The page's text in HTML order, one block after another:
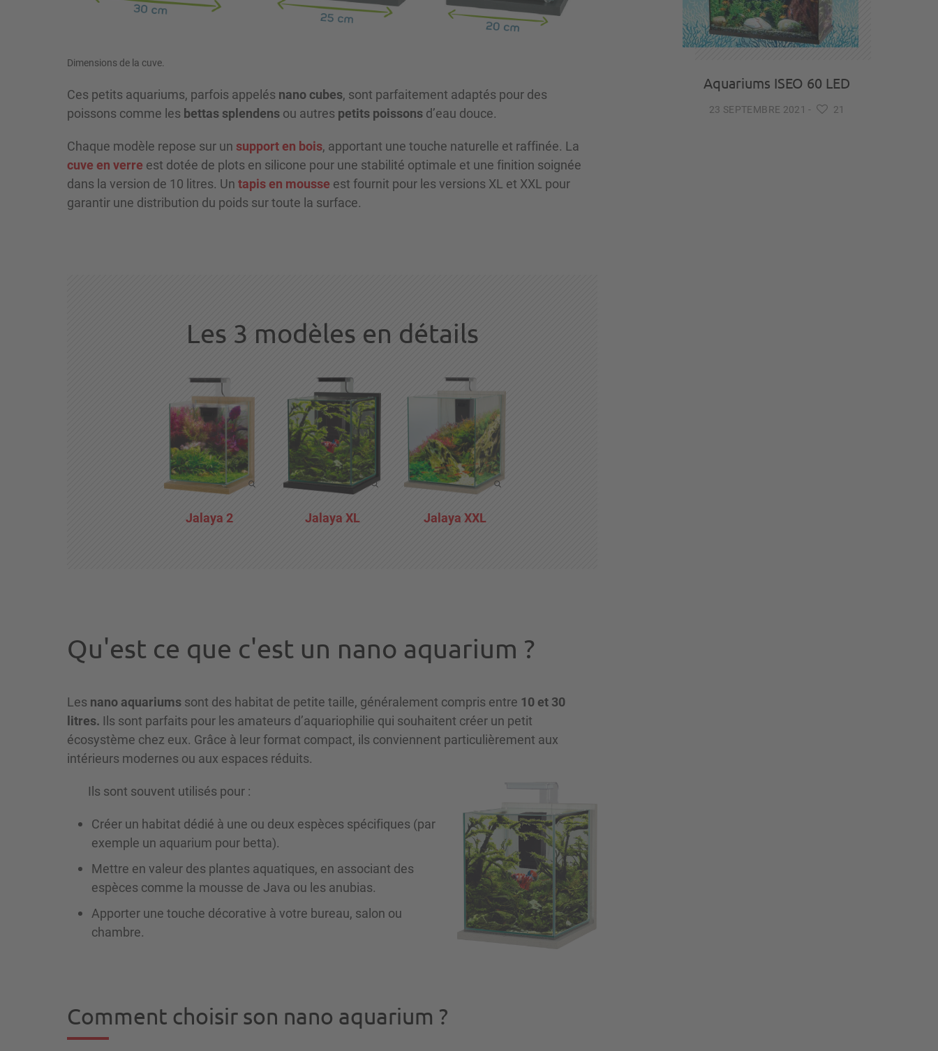
Dimensions de la cuve.
Ces petits aquariums, parfois appelés nano cubes, sont parfaitement adaptés pour des
poissons comme les bettas splendens ou autres petits poissons d’eau douce.
Chaque modèle repose sur un support en bois, apportant une touche naturelle et raffinée. La
cuve en verre est dotée de plots en silicone pour une stabilité optimale et une finition soignée
dans la version de 10 litres. Un tapis en mousse est fournit pour les versions XL et XXL pour
garantir une distribution du poids sur toute la surface.
Les 3 modèles en détails
Jalaya 2 Jalaya XL Jalaya XXL
Qu'est ce que c'est un nano aquarium ?
Les nano aquariums sont des habitat de petite taille, généralement compris entre 10 et 30
litres. Ils sont parfaits pour les amateurs d’aquariophilie qui souhaitent créer un petit
écosystème chez eux. Grâce à leur format compact, ils conviennent particulièrement aux
intérieurs modernes ou aux espaces réduits.
Ils sont souvent utilisés pour :
Créer un habitat dédié à une ou deux espèces spécifiques (par
exemple un aquarium pour betta).
Mettre en valeur des plantes aquatiques, en associant des
espèces comme la mousse de Java ou les anubias.
Apporter une touche décorative à votre bureau, salon ou
chambre.
Comment choisir son nano aquarium ?
Aquariums ISEO 60 LED
23 SEPTEMBRE 2021 - 21